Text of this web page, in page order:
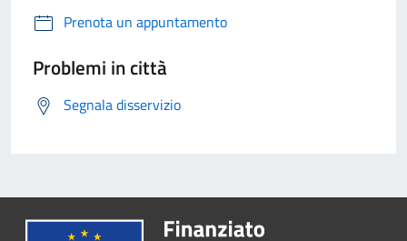
Prenota un appuntamento
Problemi in città
Segnala disservizio